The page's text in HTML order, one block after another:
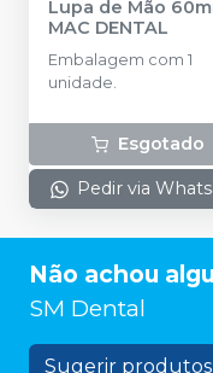
Lupa de Mão
MAC DENTAL
Embalagem com 1
unidade.
Esgotado
Pedir via
Não achou
SM Dental
Sugerir produtos